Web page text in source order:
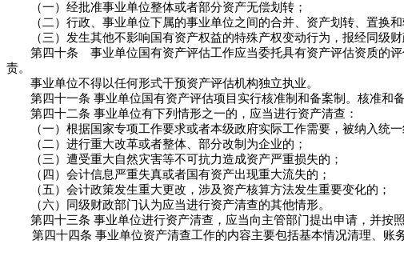
（一）经批准事业单位整体或者部分资产无偿划转；
（二）行政、事业单位下属的事业单位之间的合并、资产划转、置换和
（三）发生其他不影响国有资产权益的特殊产权变动行为，报经同级财
第四十条 事业单位国有资产评估工作应当委托具有资产评估资质的评
责。
事业单位不得以任何形式干预资产评估机构独立执业。
第四十一条 事业单位国有资产评估项目实行核准制和备案制。核准和
第四十二条 事业单位有下列情形之一的，应当进行资产清查：
（一）根据国家专项工作要求或者本级政府实际工作需要，被纳入统一
（二）进行重大改革或者整体、部分改制为企业的；
（三）遭受重大自然灾害等不可抗力造成资产严重损失的；
（四）会计信息严重失真或者国有资产出现重大流失的；
（五）会计政策发生重大更改，涉及资产核算方法发生重要变化的；
（六）同级财政部门认为应当进行资产清查的其他情形。
第四十三条 事业单位进行资产清查，应当向主管部门提出申请，并按照
第四十四条 事业单位资产清查工作的内容主要包括基本情况清理、账